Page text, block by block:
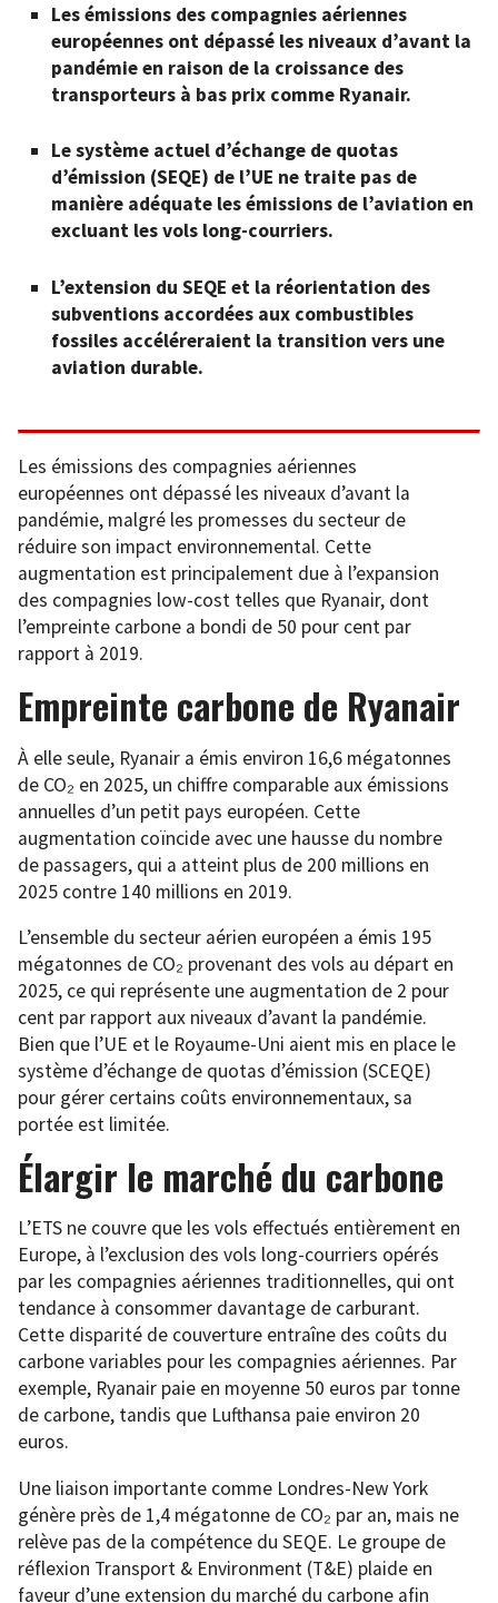
Les émissions des compagnies aériennes
européennes ont dépassé les niveaux d’avant la
pandémie en raison de la croissance des
transporteurs à bas prix comme Ryanair.
Le système actuel d’échange de quotas
d’émission (SEQE) de l’UE ne traite pas de
manière adéquate les émissions de l’aviation en
excluant les vols long-courriers.
L’extension du SEQE et la réorientation des
subventions accordées aux combustibles
fossiles accéléreraient la transition vers une
aviation durable.
Les émissions des compagnies aériennes
européennes ont dépassé les niveaux d’avant la
pandémie, malgré les promesses du secteur de
réduire son impact environnemental. Cette
augmentation est principalement due à l’expansion
des compagnies low-cost telles que Ryanair, dont
l’empreinte carbone a bondi de 50 pour cent par
rapport à 2019.
Empreinte carbone de Ryanair
À elle seule, Ryanair a émis environ 16,6 mégatonnes
de CO₂ en 2025, un chiffre comparable aux émissions
annuelles d’un petit pays européen. Cette
augmentation coïncide avec une hausse du nombre
de passagers, qui a atteint plus de 200 millions en
2025 contre 140 millions en 2019.
L’ensemble du secteur aérien européen a émis 195
mégatonnes de CO₂ provenant des vols au départ en
2025, ce qui représente une augmentation de 2 pour
cent par rapport aux niveaux d’avant la pandémie.
Bien que l’UE et le Royaume-Uni aient mis en place le
système d’échange de quotas d’émission (SCEQE)
pour gérer certains coûts environnementaux, sa
portée est limitée.
Élargir le marché du carbone
L’ETS ne couvre que les vols effectués entièrement en
Europe, à l’exclusion des vols long-courriers opérés
par les compagnies aériennes traditionnelles, qui ont
tendance à consommer davantage de carburant.
Cette disparité de couverture entraîne des coûts du
carbone variables pour les compagnies aériennes. Par
exemple, Ryanair paie en moyenne 50 euros par tonne
de carbone, tandis que Lufthansa paie environ 20
euros.
Une liaison importante comme Londres-New York
génère près de 1,4 mégatonne de CO₂ par an, mais ne
relève pas de la compétence du SEQE. Le groupe de
réflexion Transport & Environment (T&E) plaide en
faveur d’une extension du marché du carbone afin